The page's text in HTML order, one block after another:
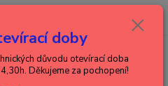
Menu
0,00 Kč
doby
důvodu otevírací doba
Děkujeme za pochopení!